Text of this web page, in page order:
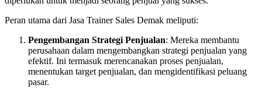
Peran utama dari Jasa Trainer Sales Demak meliputi:
Pengembangan Strategi Penjualan: Mereka membantu
perusahaan dalam mengembangkan strategi penjualan yang
efektif. Ini termasuk merencanakan proses penjualan,
menentukan target penjualan, dan mengidentifikasi peluang
pasar.